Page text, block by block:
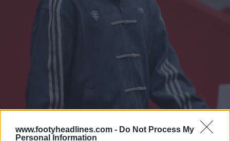
www.footyheadlines.com - Do Not Process My
Personal Information